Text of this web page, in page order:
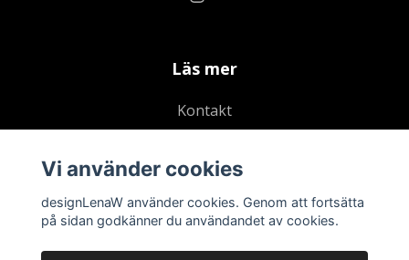
Läs mer
Kontakt
Dataskydds & Integritetspolicy
Aktuella Events
Blogg
Vi använder cookies
designLenaW använder cookies. Genom att fortsätta
på sidan godkänner du användandet av cookies.